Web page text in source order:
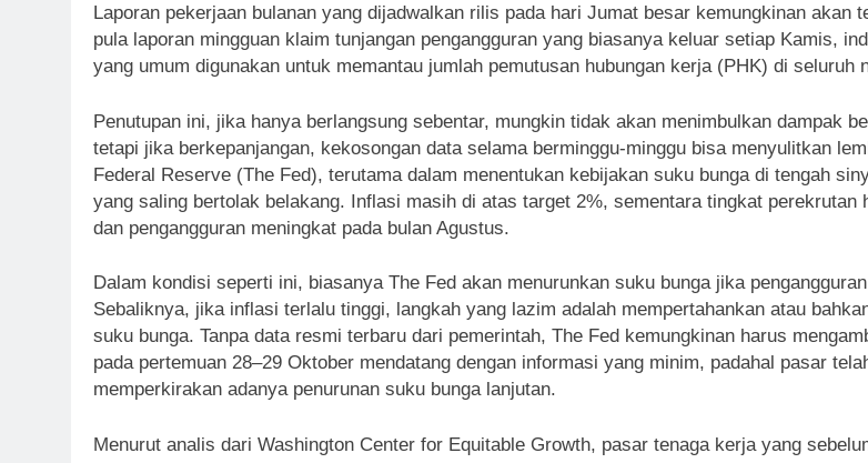
Laporan pekerjaan bulanan yang dijadwalkan rilis pada hari Jumat besar kemungkinan akan
pula laporan mingguan klaim tunjangan pengangguran yang biasanya keluar setiap Kamis,
yang umum digunakan untuk memantau jumlah pemutusan hubungan kerja (PHK) di seluruh
Penutupan ini, jika hanya berlangsung sebentar, mungkin tidak akan menimbulkan dampak
tetapi jika berkepanjangan, kekosongan data selama berminggu-minggu bisa menyulitkan
Federal Reserve (The Fed), terutama dalam menentukan kebijakan suku bunga di tengah
yang saling bertolak belakang. Inflasi masih di atas target 2%, sementara tingkat perekrutan
dan pengangguran meningkat pada bulan Agustus.
Dalam kondisi seperti ini, biasanya The Fed akan menurunkan suku bunga jika
Sebaliknya, jika inflasi terlalu tinggi, langkah yang lazim adalah mempertahankan atau
suku bunga. Tanpa data resmi terbaru dari pemerintah, The Fed kemungkinan harus
pada pertemuan 28–29 Oktober mendatang dengan informasi yang minim, padahal pasar
memperkirakan adanya penurunan suku bunga lanjutan.
Menurut analis dari Washington Center for Equitable Growth, pasar tenaga kerja yang